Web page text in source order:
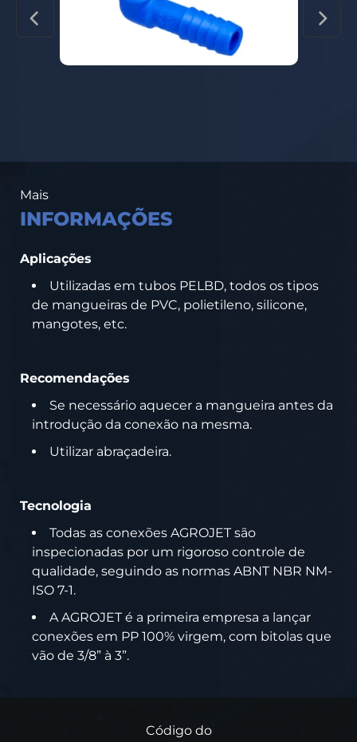
Mais
INFORMAÇÕES
Aplicações
Utilizadas em tubos PELBD, todos os tipos
de mangueiras de PVC, polietileno, silicone,
mangotes, etc.
Recomendações
Se necessário aquecer a mangueira antes da
introdução da conexão na mesma.
Utilizar abraçadeira.
Tecnologia
Todas as conexões AGROJET são
inspecionadas por um rigoroso controle de
qualidade, seguindo as normas ABNT NBR NM-
ISO 7-1.
A AGROJET é a primeira empresa a lançar
conexões em PP 100% virgem, com bitolas que
vão de 3/8” à 3”.
Código do